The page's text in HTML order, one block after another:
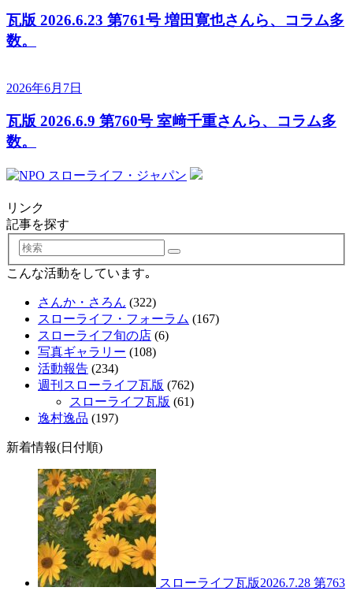
瓦版 2026.6.23 第761号 増田寛也さんら、コラム多
数。
2026年6月7日
瓦版 2026.6.9 第760号 室﨑千重さんら、コラム多
数。
リンク
記事を探す
検
索
こんな活動をしています｡
さんか・さろん (322)
スローライフ・フォーラム (167)
スローライフ旬の店 (6)
写真ギャラリー (108)
活動報告 (234)
週刊スローライフ瓦版 (762)
スローライフ瓦版 (61)
逸村逸品 (197)
新着情報(日付順)
スローライフ瓦版2026.7.28 第763